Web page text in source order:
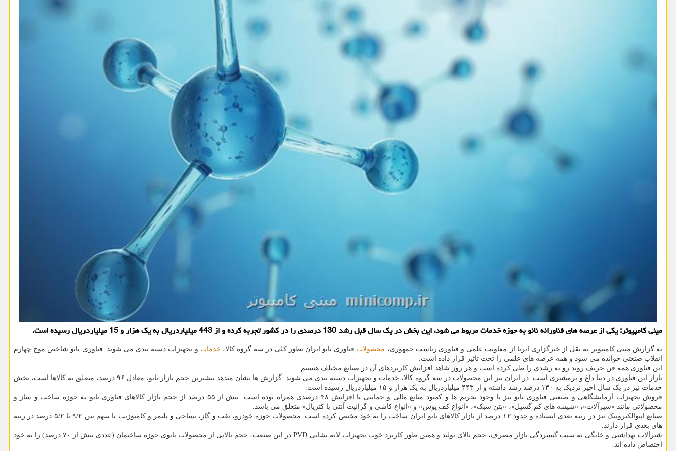
مینی کامپیوتر: یکی از عرصه های فناورانه نانو به حوزه خدمات مربوط می شود، این بخش در یک سال قبل رشد 130 درصدی را در کشور تجربه کرده و از 443 میلیاردریال به یک هزار و 15 میلیاردریال رسیده است.
به گزارش مینی کامپیوتر به نقل از خبرگزاری ایرنا از معاونت علمی و فناوری ریاست جمهوری، محصولات فناوری نانو ایران بطور کلی در سه گروه کالا، خدمات و تجهیزات دسته بندی می شوند. فناوری نانو شاخص موج چهارم
انقلاب صنعتی خوانده می شود و همه عرصه های علمی را تحت تاثیر قرار داده است.
این فناوری همه فن حریف روند رو به رشدی را طی کرده است و هر روز شاهد افزایش کاربردهای آن در صنایع مختلف هستیم.
بازار این فناوری در دنیا داغ و پرمشتری است. در ایران نیز این محصولات در سه گروه کالا، خدمات و تجهیزات دسته بندی می شوند. گزارش ها نشان میدهد بیشترین حجم بازار نانو، معادل ۹۶ درصد، متعلق به کالاها است، بخش
خدمات نیز در یک سال اخیر نزدیک به ۱۳۰ درصد رشد داشته و از ۴۴۳ میلیاردریال به یک هزار و ۱۵ میلیاردریال رسیده است.
فروش تجهیزات آزمایشگاهی و صنعتی فناوری نانو نیز با وجود تحریم ها و کمبود منابع مالی و حمایتی با افزایش ۴۸ درصدی همراه بوده است. بیش از ۵۵ درصد از حجم بازار کالاهای فناوری نانو به حوزه ساخت و ساز و
محصولاتی مانند «شیرآلات»، «شیشه های کم گسیل»، «بتن سبک»، «انواع کف پوش» و «انواع کاشی و گرانیت آنتی با کتریال» متعلق می باشد.
صنایع اپتوالکترونیک نیز در رتبه بعدی ایستاده و حدود ۱۲ درصد از بازار کالاهای نانو ایران ساخت را به خود مختص کرده است. محصولات حوزه خودرو، نفت و گاز، نساجی و پلیمر و کامپوزیت با سهم بین ۹/۲ تا ۵/۲ درصد در رتبه
های بعدی قرار دارند.
شیرآلات بهداشتی و خانگی به سبب گستردگی بازار مصرف، حجم بالای تولید و همین طور کاربرد خوب تجهیزات لایه نشانی PVD در این صنعت، حجم بالایی از محصولات نانوی حوزه ساختمان (عددی بیش از ۷۰ درصد) را به خود
اختصاص داده اند.